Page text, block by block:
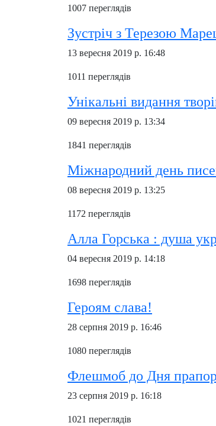
1007 переглядів
Зустріч з Терезою
13 вересня 2019 р. 16:48
1011 переглядів
Унікальні видання
09 вересня 2019 р. 13:34
1841 переглядів
Міжнародний день
08 вересня 2019 р. 13:25
1172 переглядів
Алла Горська : душа
04 вересня 2019 р. 14:18
1698 переглядів
Героям слава!
28 серпня 2019 р. 16:46
1080 переглядів
Флешмоб до Дня
23 серпня 2019 р. 16:18
1021 переглядів